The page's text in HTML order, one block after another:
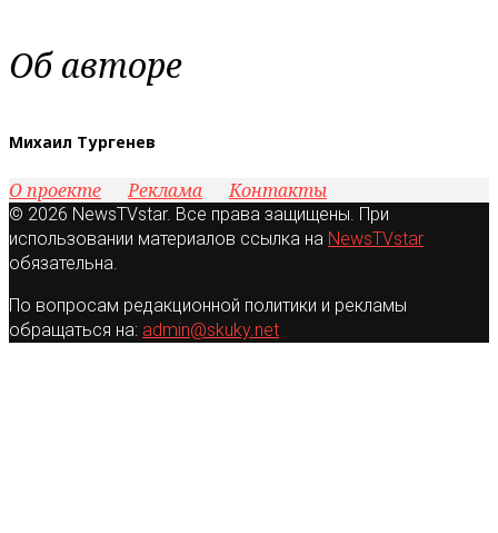
Об авторе
Михаил Тургенев
О проекте Реклама Контакты
© 2026 NewsTVstar. Все права защищены. При
использовании материалов ссылка на NewsTVstar
обязательна.
По вопросам редакционной политики и рекламы
обращаться на: admin@skuky.net